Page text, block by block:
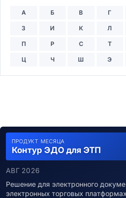
А Б В Г
З И К Л
П Р С Т
Ц Ч Ш Э
ПРОДУКТ МЕСЯЦА
Контур ЭДО для ЭТП
АВГ 2026
Решение для электронного
электронных торговых